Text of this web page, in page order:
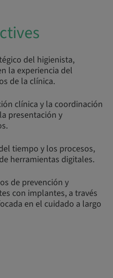
del higienista,
la experiencia del
de la clínica.
clínica y la coordinación
presentación y
tiempo y los procesos,
herramientas digitales.
de prevención y
con implantes, a través
en el cuidado a largo